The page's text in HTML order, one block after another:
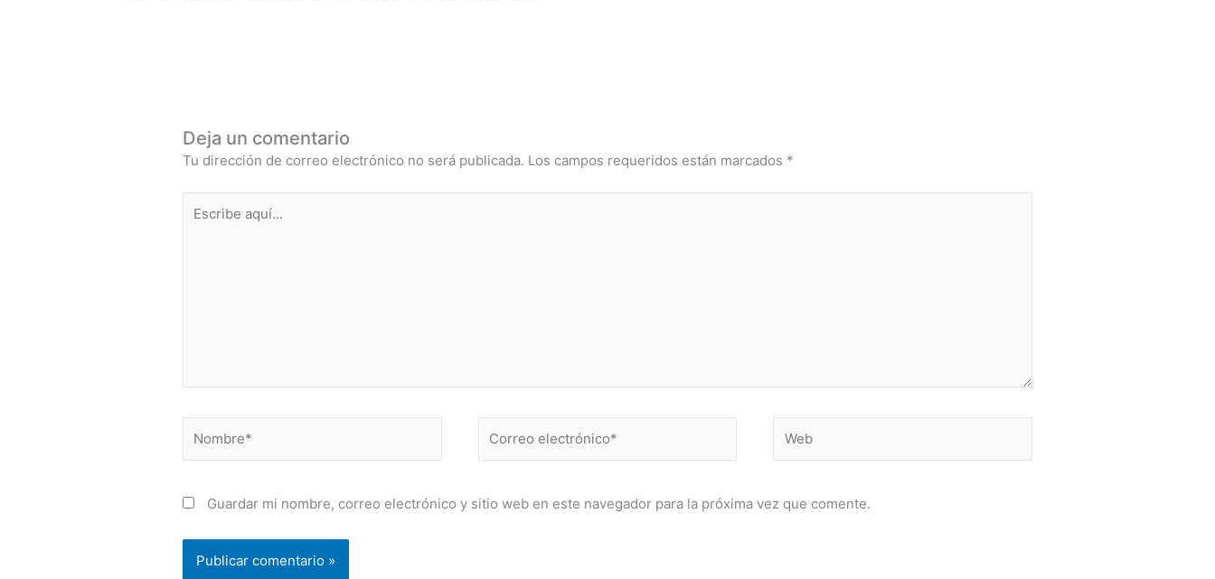
Deja un comentario
Tu dirección de correo electrónico no será publicada. Los campos requeridos están marcados *
aquí...
electrónico*
Guardar mi nombre, correo electrónico y sitio web en este navegador para la próxima vez que comente.